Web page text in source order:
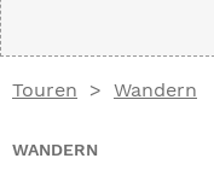
Touren Wandern
WANDERN